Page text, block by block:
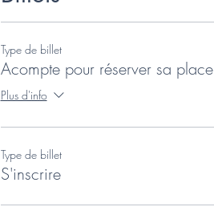
Type de billet
Acompte pour réserver sa place
Plus d'info
Type de billet
S'inscrire